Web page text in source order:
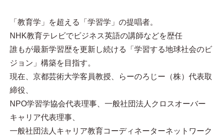
「教育学」を超える「学習学」の提唱者。
NHK教育テレビでビジネス英語の講師などを歴任
誰もが最新学習歴を更新し続ける「学習する地球社会のビ
ジョン」構築を目指す。
現在、京都芸術大学客員教授、らーのろじー（株）代表取
締役、
NPO学習学協会代表理事、一般社団法人クロスオーバー
キャリア代表理事、
一般社団法人キャリア教育コーディネーターネットワーク